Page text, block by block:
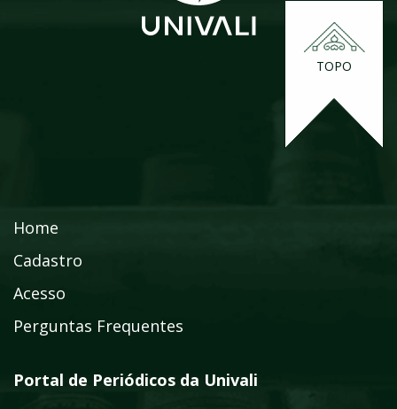
TOPO
Home
Cadastro
Acesso
Perguntas Frequentes
Portal de Periódicos da Univali